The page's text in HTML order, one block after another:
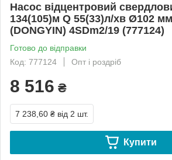
Насос відцентровий
134(105)м Q 55(33)л/хв Ø102
(DONGYIN) 4SDm2/19 (777124)
Готово до відправки
Код: 777124
Опт і роздріб
8 516 ₴
7 238,60 ₴ від 2 шт.
Купити